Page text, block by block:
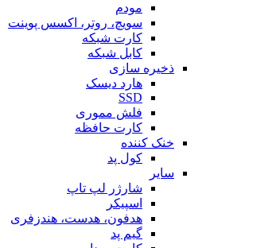
مودم
سویچ، روتر، اکسس پوینت
کارت شبکه
کابل شبکه
ذخیره سازی
هارد دیسک
SSD
فلش مموری
کارت حافظه
خنک کننده
کول پد
سایر
شارژر لپ تاپ
اسپیکر
هدفون، هدست، هندزفری
گیم پد